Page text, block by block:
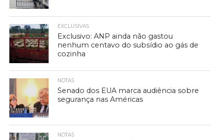
EXCLUSIVAS
Exclusivo: ANP ainda não gastou
nenhum centavo do subsídio ao gás de
cozinha
NOTAS
Senado dos EUA marca audiência sobre
segurança nas Américas
NOTAS